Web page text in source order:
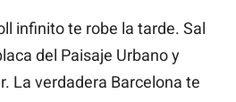
infinito te robe la tarde. Sal
del Paisaje Urbano y
La verdadera Barcelona te